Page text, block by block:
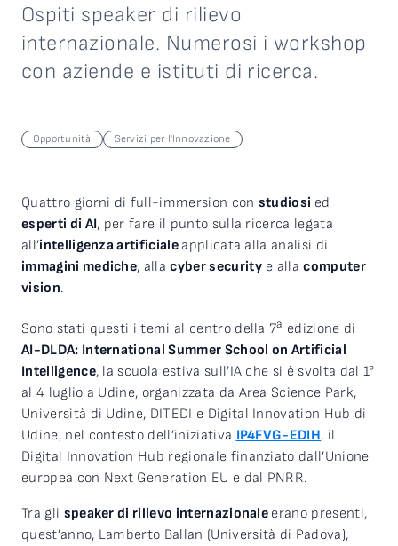
Ospiti speaker di rilievo
internazionale. Numerosi i workshop
con aziende e istituti di ricerca.
Opportunità Servizi per l'Innovazione
Quattro giorni di full-immersion con studiosi ed
esperti di AI, per fare il punto sulla ricerca legata
all’intelligenza artificiale applicata alla analisi di
immagini mediche, allacyber securitye allacomputer
vision.
Sono stati questi i temi al centro della 7a edizione di
AI-DLDA: International Summer School on Artificial
Intelligence, la scuola estiva sull’IA che si è svolta dal 1°
al 4 luglio a Udine, organizzata da Area Science Park,
Università di Udine, DITEDI e Digital Innovation Hub di
Udine, nel contesto dell’iniziativa IP4FVG-EDIH, il
Digital Innovation Hub regionale finanziato dall’Unione
europea con Next Generation EU e dal PNRR.
Tra gli speaker di rilievo internazionale erano presenti,
quest’anno, Lamberto Ballan (Università di Padova),